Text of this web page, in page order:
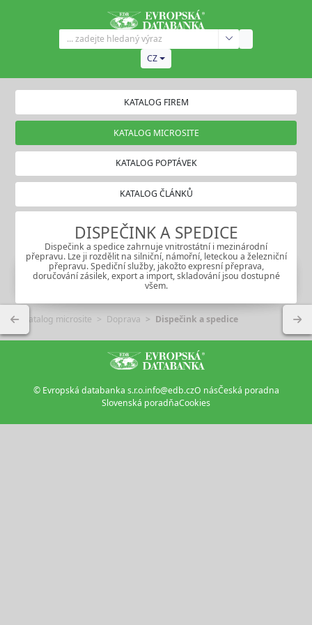
CZ
KATALOG FIREM
KATALOG MICROSITE
KATALOG POPTÁVEK
KATALOG ČLÁNKŮ
DISPEČINK A SPEDICE
Dispečink a spedice zahrnuje vnitrostátní i mezinárodní
přepravu. Lze ji rozdělit na silniční, námořní, leteckou a železniční
přepravu. Spediční služby, jakožto expresní přeprava,
doručování zásilek, export a import, skladování jsou dostupné
všem.
Katalog microsite Doprava Dispečink a spedice
© Evropská databanka s.r.o.info@edb.czO násČeská poradna
Slovenská poradňaCookies